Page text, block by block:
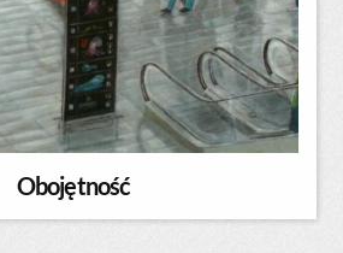
Obojętność